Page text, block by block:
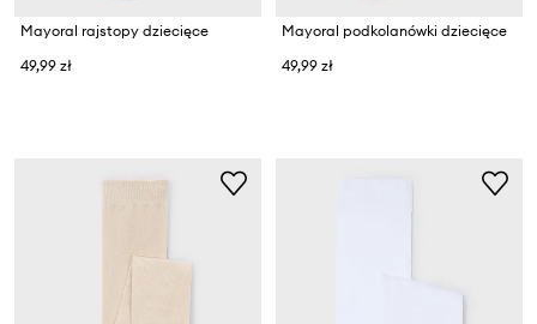
Mayoral rajstopy dziecięce
49,99 zł
Mayoral podkolanówki dziecięce
49,99 zł